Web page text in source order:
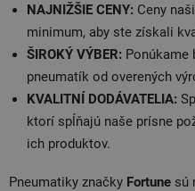
NAJNIŽŠIE CENY: Ceny
minimum, aby ste získali
ŠIROKÝ VÝBER: Ponúkame
pneumatík od overených
KVALITNÍ DODÁVATELIA:
ktorí spĺňajú naše prísne
ich produktov.
Pneumatiky značky Fortune sú